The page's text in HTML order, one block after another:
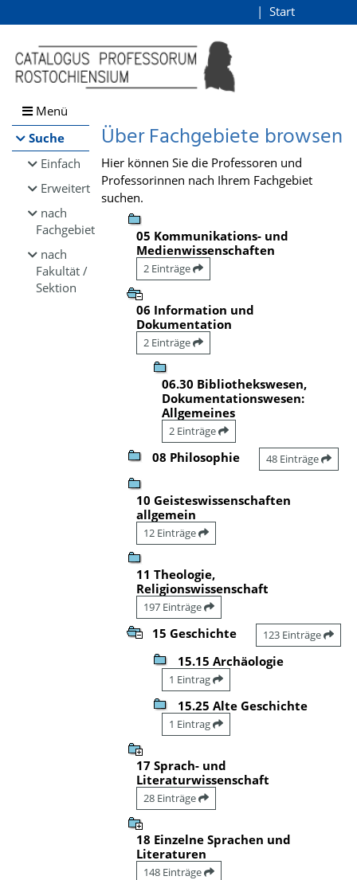
Browsen
direkt zum Inhalt
Start
Menü
Suche
Einfach
Erweitert
nach
Fachgebiet
nach
Fakultät /
Sektion
Über Fachgebiete browsen
Hier können Sie die Professoren und
Professorinnen nach Ihrem Fachgebiet
suchen.
05 Kommunikations- und
Medienwissenschaften
2 Einträge
06 Information und
Dokumentation
2 Einträge
06.30 Bibliothekswesen,
Dokumentationswesen:
Allgemeines
2 Einträge
08 Philosophie 48 Einträge
10 Geisteswissenschaften
allgemein
12 Einträge
11 Theologie,
Religionswissenschaft
197 Einträge
15 Geschichte 123 Einträge
15.15 Archäologie
1 Eintrag
15.25 Alte Geschichte
1 Eintrag
17 Sprach- und
Literaturwissenschaft
28 Einträge
18 Einzelne Sprachen und
Literaturen
148 Einträge